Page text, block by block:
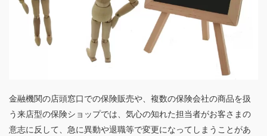
ご相談は無料！お気軽にご連絡ください
073-482-6055
フォームからお問い合わせ
金融機関の店頭窓口での保険販売や、複数の保険会社の商品を扱
う来店型の保険ショップでは、気心の知れた担当者がお客さまの
意志に反して、急に異動や退職等で変更になってしまうことがあ